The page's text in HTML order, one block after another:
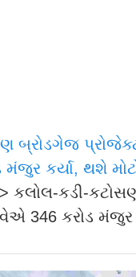
બ્રોડગેજ
કર્યા, થશે
> કલોલ-કડી-
346 કરોડ મંજુર